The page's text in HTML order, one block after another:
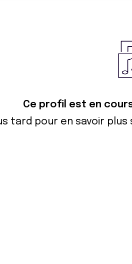
Ce profil est en
tard pour en savoir